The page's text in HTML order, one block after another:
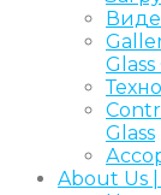
Glass
About Us